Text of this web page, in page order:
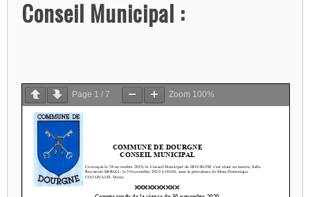
Conseil Municipal :
Page 1 / 7 Zoom 100%